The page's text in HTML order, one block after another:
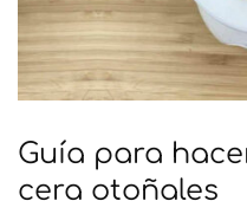
Guía para
cera otoñales